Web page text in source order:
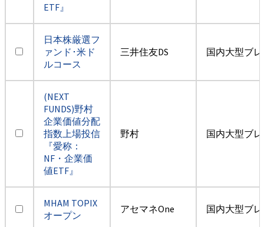
ETF』
日本株厳選フ
ァンド･米ド
ルコース
三井住友DS 国内大型ブ
(NEXT
FUNDS)野村
企業価値分配
指数上場投信
『愛称：
NF・企業価
値ETF』
野村 国内大型ブ
MHAM TOPIX
オープン
アセマネOne 国内大型ブ